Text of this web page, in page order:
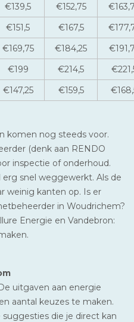
€139,5 €152,75
€151,5 €167,5
€169,75 €184,25
€199 €214,5
€147,25 €159,5
komen nog steeds voor.
(denk aan RENDO
inspectie of onderhoud.
erg snel weggewerkt. Als de
weinig kanten op. Is er
in Woudrichem?
Energie en Vandebron:
uitgaven aan energie
aantal keuzes te maken.
die je direct kan